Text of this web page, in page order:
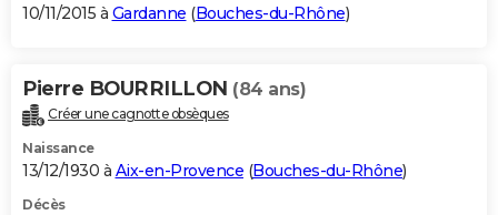
10/11/2015 à Gardanne (Bouches-du-Rhône)
Pierre BOURRILLON (84 ans)
Créer une cagnotte obsèques
Naissance
13/12/1930 à Aix-en-Provence (Bouches-du-Rhône)
Décès